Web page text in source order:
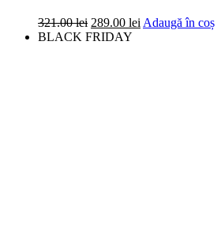
321.00lei Prețul
inițial
289.00 lei Prețul
Adaugă în coș
BLACK FRIDAY